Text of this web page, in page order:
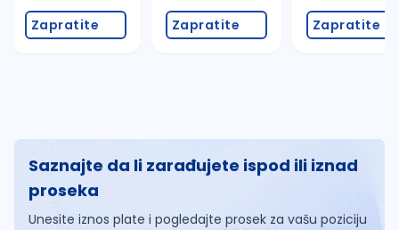
Zapratite Zapratite Zapratite
Saznajte da li zarađujete ispod ili iznad
proseka
Unesite iznos plate i pogledajte prosek za vašu poziciju